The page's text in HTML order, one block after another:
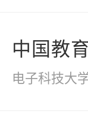
中国教
电子科技大